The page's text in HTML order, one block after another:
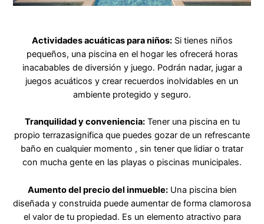
Actividades acuáticas para niños:Si tienes niños
pequeños, una piscina en el hogar les ofrecerá horas
inacabables de diversión y juego. Podrán nadar, jugar a
juegos acuáticos y crear recuerdos inolvidables en un
ambiente protegido y seguro.
Tranquilidad y conveniencia:Tener una piscina en tu
propio terrazasignifica que puedes gozar de un refrescante
baño en cualquier momento , sin tener que lidiar o tratar
con mucha gente en las playas o piscinas municipales.
Aumento del precio del inmueble:Una piscina bien
diseñada y construida puede aumentar de forma clamorosa
el valor de tu propiedad. Es un elemento atractivo para